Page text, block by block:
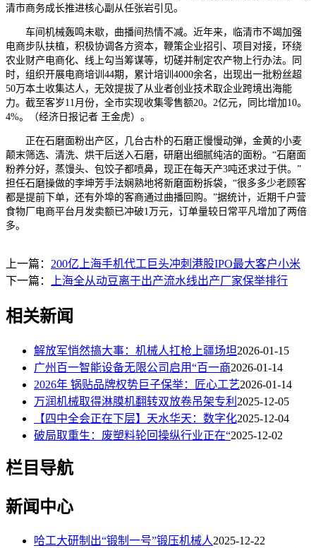
清市商务成长推进核心副从任张岩引见。
车间机械轰鸣未歇，曲播间热情不减。近年来，临清市不竭加强
电商步队扶植，积极协调各方资本，鞭策企业招引、项目对接，环绕
农业财产电商化、线上勾当筹谋等，切磋并制定农产物上行办法。同
时，组织开展电商培训44期，累计培训4000余名，出现出一批粉丝超
50万本土收集达人，无效提拔了从业者创业技术取企业跨境出海能
力。截至客岁11月份，全市实现收集零售额20。2亿元，同比增加10。
4%。（经济日报记者 王金虎）。
正在石磨面粉出产区，几台古朴的石磨正慢慢动弹，金黄的小麦
颠末筛选、清洗、烘干后送入石磨，研磨出细腻纯洁的面粉。“石磨面
粉养分好，蒸馒头、包饺子都喷鼻，现正在每天产3吨还求过于供。”
担任石磨操做的李坤芳手法娴熟地将新磨面粉拆袋，“很多多少老顾客
都是提前下单，还有外埠的客商通过曲播回购。”据统计，近期千户营
食物厂电商平台月发卖额已冲破1万元，订单量较日常平凡增加了两倍
多。
上一篇： 200亿上海手机代工巨头冲刺港股IPO最大客户小米
下一篇：
上海全从动豆离于出产流水线出产厂家保举排行
相关新闻
解放军悄然搞大事：机械人扛枪上疆场坦2026-01-15
广州百一智能设备无限公司启用“百一商2026-01-14
2026年 锅贴品牌权势巨子保举：匠心工艺2026-01-14
万润机械取得淋膜机翻转双放卷吊架专利 2025-12-05
【四中全会正在下层】天水华天：数字化2025-12-04
破局取重生：废塑料轮回操纵行业正在“2025-12-02
栏目导航
新闻中心
哈工大研制出“锻制一号”锻压机械人2025-12-22